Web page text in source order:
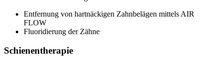
Entfernung von hartnäckigen Zahnbelägen mittels AIR
FLOW
Fluoridierung der Zähne
Schienentherapie